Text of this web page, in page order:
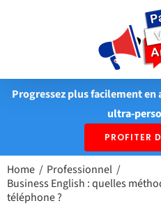
Progressez plus facilement
ultra-
PROFITER
Home
Professionnel
Business English : quelles
téléphone ?